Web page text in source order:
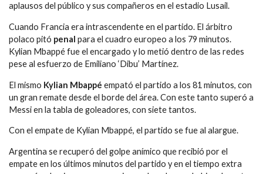
aplausos del público y sus compañeros en el estadio Lusail.
Cuando Francia era intrascendente en el partido. El árbitro
polaco pitó penal para el cuadro europeo a los 79 minutos.
Kylian Mbappé fue el encargado y lo metió dentro de las redes
pese al esfuerzo de Emiliano ‘Dibu’ Martínez.
El mismo Kylian Mbappé empató el partido a los 81 minutos, con
un gran remate desde el borde del área. Con este tanto superó a
Messi en la tabla de goleadores, con siete tantos.
Con el empate de Kylian Mbappé, el partido se fue al alargue.
Argentina se recuperó del golpe anímico que recibió por el
empate en los últimos minutos del partido y en el tiempo extra